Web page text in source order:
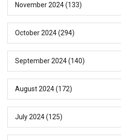
November 2024(133)
October 2024(294)
September 2024(140)
August 2024(172)
July 2024(125)